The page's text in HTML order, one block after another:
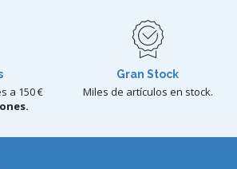
a 150 €
Gran Stock
Miles de artículos en stock.